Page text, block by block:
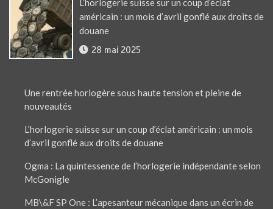
américain : un mois d’avril gonflé aux droits de
douane
28 mai 2025
Une rentrée horlogère sous haute tension et pleine de
nouveautés
L’horlogerie suisse sur un coup d’éclat américain : un mois
d’avril gonflé aux droits de douane
Ogma : La quintessence de l’horlogerie indépendante selon
McGonigle
MB\&F SP One : L’apesanteur mécanique dans un écrin de